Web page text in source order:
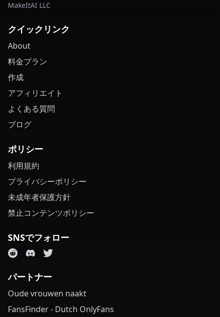
MakeItAI LLC
クイックリンク
About
料金プラン
作成
アフィリエイト
よくある質問
ブログ
ポリシー
利用規約
プライバシーポリシー
未成年者保護方針
禁止コンテンツポリシー
SNSでフォロー
パートナー
Oude vrouwen naakt
FansFinder - Dutch OnlyFans